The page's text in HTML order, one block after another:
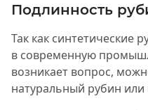
Подлинность
Так как синтетические
в современную
возникает вопрос,
натуральный рубин или